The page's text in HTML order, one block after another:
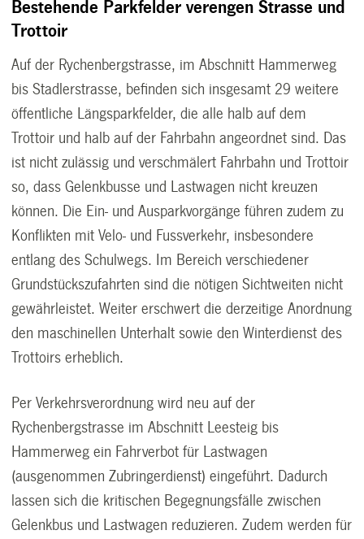
Bestehende Parkfelder verengen Strasse und
Trottoir
Auf der Rychenbergstrasse, im Abschnitt Hammerweg
bis Stadlerstrasse, befinden sich insgesamt 29 weitere
öffentliche Längsparkfelder, die alle halb auf dem
Trottoir und halb auf der Fahrbahn angeordnet sind. Das
ist nicht zulässig und verschmälert Fahrbahn und Trottoir
so, dass Gelenkbusse und Lastwagen nicht kreuzen
können. Die Ein- und Ausparkvorgänge führen zudem zu
Konflikten mit Velo- und Fussverkehr, insbesondere
entlang des Schulwegs. Im Bereich verschiedener
Grundstückszufahrten sind die nötigen Sichtweiten nicht
gewährleistet. Weiter erschwert die derzeitige Anordnung
den maschinellen Unterhalt sowie den Winterdienst des
Trottoirs erheblich.
Per Verkehrsverordnung wird neu auf der
Rychenbergstrasse im Abschnitt Leesteig bis
Hammerweg ein Fahrverbot für Lastwagen
(ausgenommen Zubringerdienst) eingeführt. Dadurch
lassen sich die kritischen Begegnungsfälle zwischen
Gelenkbus und Lastwagen reduzieren. Zudem werden für